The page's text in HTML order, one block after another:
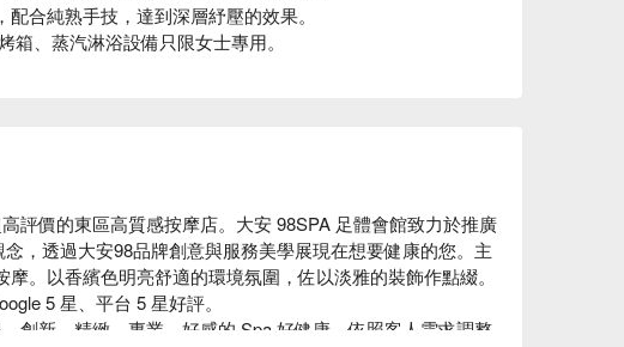
合純熟手技，達到深層紓壓的效果。
箱、蒸汽淋浴設備只限女士專用。
評價的東區高質感按摩店。大安 98SPA 足體會館致力於推廣
，透過大安98品牌創意與服務美學展現在想要健康的您。主
。以香繽色明亮舒適的環境氛圍，佐以淡雅的裝飾作點綴。
5 星、平台 5 星好評。
創新、精緻、專業、好感的 Spa 好健康，依照客人需求調整